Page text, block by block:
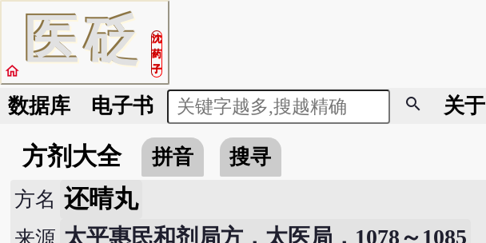
医砭
沈
药
子
home
数据库 电子书 search 关于
方剂大全 拼音 搜寻
方名 还晴丸
太平惠民和剂局方，太医局，1078～1085